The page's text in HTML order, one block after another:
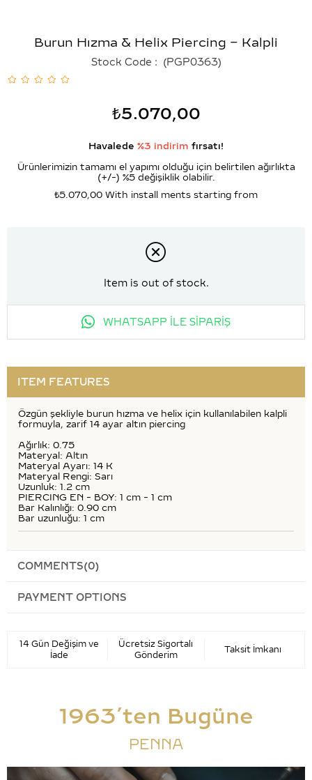
Burun Hızma & Helix Piercing – Kalpli
Stock Code (PGP0363)
₺5.070,00
Havalede %3 indirim fırsatı!
Ürünlerimizin tamamı el yapımı olduğu için belirtilen ağırlıkta
(+/-) %5 değişiklik olabilir.
₺5.070,00 With install ments starting from
Item is out of stock.
WHATSAPP İLE SİPARİŞ
ITEM FEATURES
Özgün şekliyle burun hızma ve helix için kullanılabilen kalpli
formuyla, zarif 14 ayar altın piercing
Ağırlık: 0.75
Materyal: Altın
Materyal Ayarı: 14 K
Materyal Rengi: Sarı
Uzunluk: 1.2 cm
PIERCING EN - BOY: 1 cm - 1 cm
Bar Kalınlığı: 0.90 cm
Bar uzunluğu: 1 cm
COMMENTS(0)
PAYMENT OPTIONS
14 Gün Değişim ve
İade
Ücretsiz Sigortalı
Gönderim
Taksit İmkanı
1963’ten Bugüne
PENNA